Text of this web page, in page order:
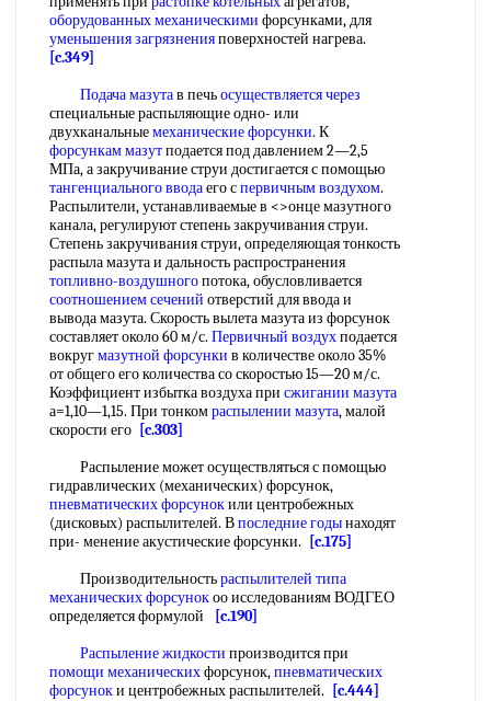
оборудованных механическими форсунками, для
уменьшения загрязненияповерхностей нагрева.
[c.349]
Подача мазутав печьосуществляется через
специальные распыляющие одно- или
двухканальныемеханические форсунки. К
форсункам мазутподается под давлением 2—2,5
МПа, а закручивание струи достигается с помощью
тангенциального вводаего спервичным воздухом.
Распылители, устанавливаемые в <>онце мазутного
канала, регулируют степень закручивания струи.
Степень закручивания струи, определяющая тонкость
распыла мазута и дальность распространения
топливно-воздушногопотока, обусловливается
соотношением сечений отверстий для ввода и
вывода мазута. Скорость вылета мазута из форсунок
составляет около 60 м/с. Первичный воздухподается
вокругмазутной форсунки в количестве около 35%
от общего его количества со скоростью 15—20 м/с.
Коэффициент избытка воздуха при сжигании мазута
а=1,10—1,15. При тонкомраспылении мазута, малой
скорости его [c.303]
Распыление может осуществляться с помощью
гидравлических (механических) форсунок,
пневматических форсунокили центробежных
(дисковых) распылителей. Впоследние годынаходят
при- менение акустические форсунки.
[c.175]
Производительностьраспылителей типа
механических форсунокоо исследованиям ВОДГЕО
определяется формулой
[c.190]
Распыление жидкости производится при
помощи механическихфорсунок,пневматических
форсуноки центробежных распылителей.
[c.444]